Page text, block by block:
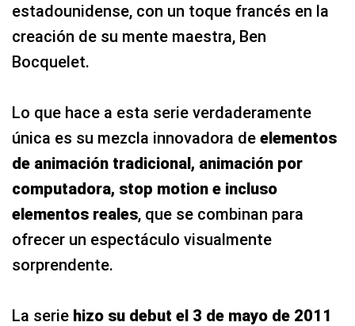
estadounidense, con un toque francés en la
creación de su mente maestra, Ben
Bocquelet.
Lo que hace a esta serie verdaderamente
única es su mezcla innovadora de elementos
de animación tradicional, animación por
computadora, stop motion e incluso
elementos reales, que se combinan para
ofrecer un espectáculo visualmente
sorprendente.
La serie hizo su debut el 3 de mayo de 2011